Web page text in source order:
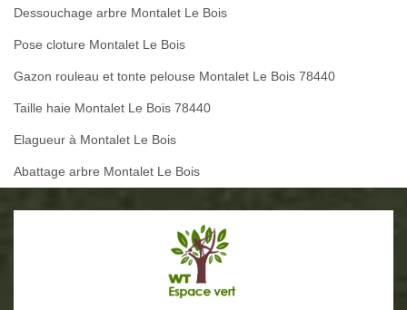
Dessouchage arbre Montalet Le Bois
Pose cloture Montalet Le Bois
Gazon rouleau et tonte pelouse Montalet Le Bois 78440
Taille haie Montalet Le Bois 78440
Elagueur à Montalet Le Bois
Abattage arbre Montalet Le Bois